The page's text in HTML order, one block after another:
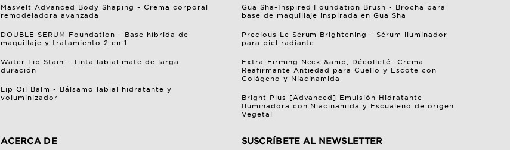
Masvelt Advanced Body Shaping - Crema corporal
remodeladora avanzada
DOUBLE SERUM Foundation - Base híbrida de
maquillaje y tratamiento 2 en 1
Water Lip Stain - Tinta labial mate de larga
duración
Lip Oil Balm - Bálsamo labial hidratante y
voluminizador
Gua Sha-Inspired Foundation Brush - Brocha para
base de maquillaje inspirada en Gua Sha
Precious Le Sérum Brightening - Sérum iluminador
para piel radiante
Extra-Firming Neck &amp; Décolleté- Crema
Reafirmante Antiedad para Cuello y Escote con
Colágeno y Niacinamida
Bright Plus [Advanced] Emulsión Hidratante
Iluminadora con Niacinamida y Escualeno de origen
Vegetal
ACERCA DE SUSCRÍBETE AL NEWSLETTER